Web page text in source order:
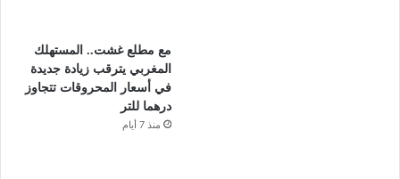
مع مطلع غشت.. المستهلك
المغربي يترقب زيادة جديدة
في أسعار المحروقات تتجاوز
درهما للتر
منذ 7 أيام